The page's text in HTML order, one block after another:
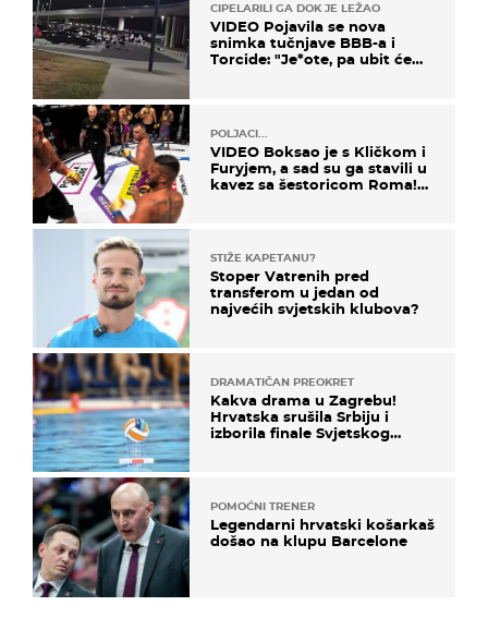
CIPELARILI GA DOK JE LEŽAO
VIDEO Pojavila se nova
snimka tučnjave BBB-a i
Torcide: "Je*ote, pa ubit će
POLJACI...
VIDEO Boksao je s Kličkom i
Furyjem, a sad su ga stavili u
kavez sa šestoricom Roma!
STIŽE KAPETANU?
Stoper Vatrenih pred
transferom u jedan od
najvećih svjetskih klubova?
DRAMATIČAN PREOKRET
Kakva drama u Zagrebu!
Hrvatska srušila Srbiju i
izborila finale Svjetskog
POMOĆNI TRENER
Legendarni hrvatski košarkaš
došao na klupu Barcelone